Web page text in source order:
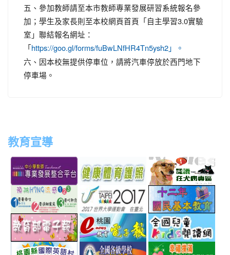
五、參加教師請至本市教師專業發展研習系統報名參
加；學生及家長則至本校網頁首頁「自主學習3.0實驗
室」聯結報名網址：
「https://goo.gl/forms/fuBwLNfHR4Tn5ysh2」。
六、因本校無提供停車位，請將汽車停放於西門地下
停車場。
教育宣導
to
http://teachernet.moe.edu.tw/MAIN/index.aspx
link
to
https://airtw.epa.gov.tw/
link
to
http://
link
link
to
http://www.perdc.ntnu.edu.tw/anti-
flu/catalog.php?
MainCatalogID=2
link
http://
link
to
http://epaper.edu.tw/
link
to
http://163.30.192.132/
link
link